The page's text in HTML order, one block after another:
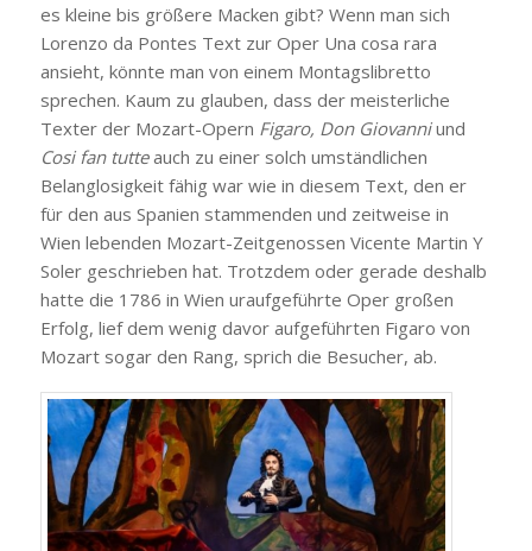
es kleine bis größere Macken gibt? Wenn man sich
Lorenzo da Pontes Text zur Oper Una cosa rara
ansieht, könnte man von einem Montagslibretto
sprechen. Kaum zu glauben, dass der meisterliche
Texter der Mozart-Opern Figaro, Don Giovanniund
Cosi fan tutteauch zu einer solch umständlichen
Belanglosigkeit fähig war wie in diesem Text, den er
für den aus Spanien stammenden und zeitweise in
Wien lebenden Mozart-Zeitgenossen Vicente Martin Y
Soler geschrieben hat. Trotzdem oder gerade deshalb
hatte die 1786 in Wien uraufgeführte Oper großen
Erfolg, lief dem wenig davor aufgeführten Figaro von
Mozart sogar den Rang, sprich die Besucher, ab.